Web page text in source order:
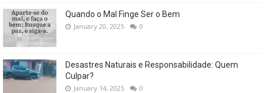
Quando o Mal Finge Ser o Bem
January 20, 2025 0
Desastres Naturais e Responsabilidade: Quem
Culpar?
January 14, 2025 0